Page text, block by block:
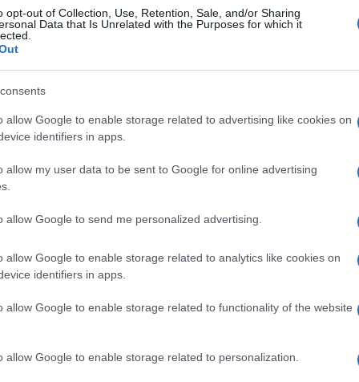
opt-out of Collection, Use, Retention, Sale, and/or Sharing
Data that Is Unrelated with the Purposes for which it
allow Google to enable storage related to advertising like cookies on
identifiers in apps.
allow my user data to be sent to Google for online advertising
allow Google to send me personalized advertising.
allow Google to enable storage related to analytics like cookies on
identifiers in apps.
allow Google to enable storage related to functionality of the website
allow Google to enable storage related to personalization.
ha preferito tornare nella sua contea per
farà parte dell’undici titolare e dovrebbe
giornidi gioco previsti per l’incontro.
parole di Ryan Campbell
Campbell ha ribadito l’appoggio del club:
needs to play cricket
partita di venerdì.
assumerà durante la partita: “
six with us